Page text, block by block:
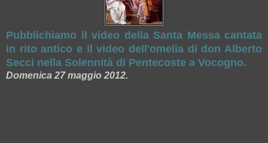
Pubblichiamo il video della Santa Messa cantata
in rito antico e il video dell'omelia di don Alberto
Secci nella Solennità di Pentecoste a Vocogno.
Domenica 27 maggio 2012.